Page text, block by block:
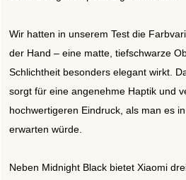
Wir hatten in unserem Test die
der Hand – eine matte, tiefschwarze
Schlichtheit besonders elegant wirkt.
sorgt für eine angenehme Haptik und
hochwertigeren Eindruck, als man es
erwarten würde.
Neben Midnight Black bietet Xiaomi